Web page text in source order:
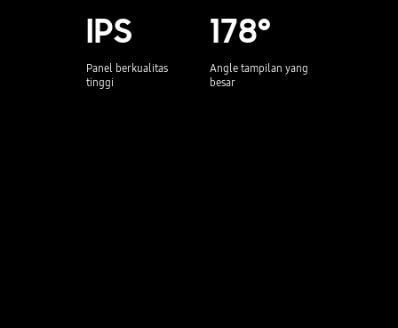
IPS
Panel berkualitas
tinggi
178°
Angle tampilan yang
besar